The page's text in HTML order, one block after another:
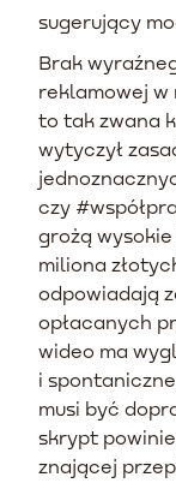
sugerujący
Brak
reklamowej w
to tak zwana
wytyczył
czy
grożą
miliona
odpowiadają
opłacanych
wideo ma
i
musi być
skrypt
znającej